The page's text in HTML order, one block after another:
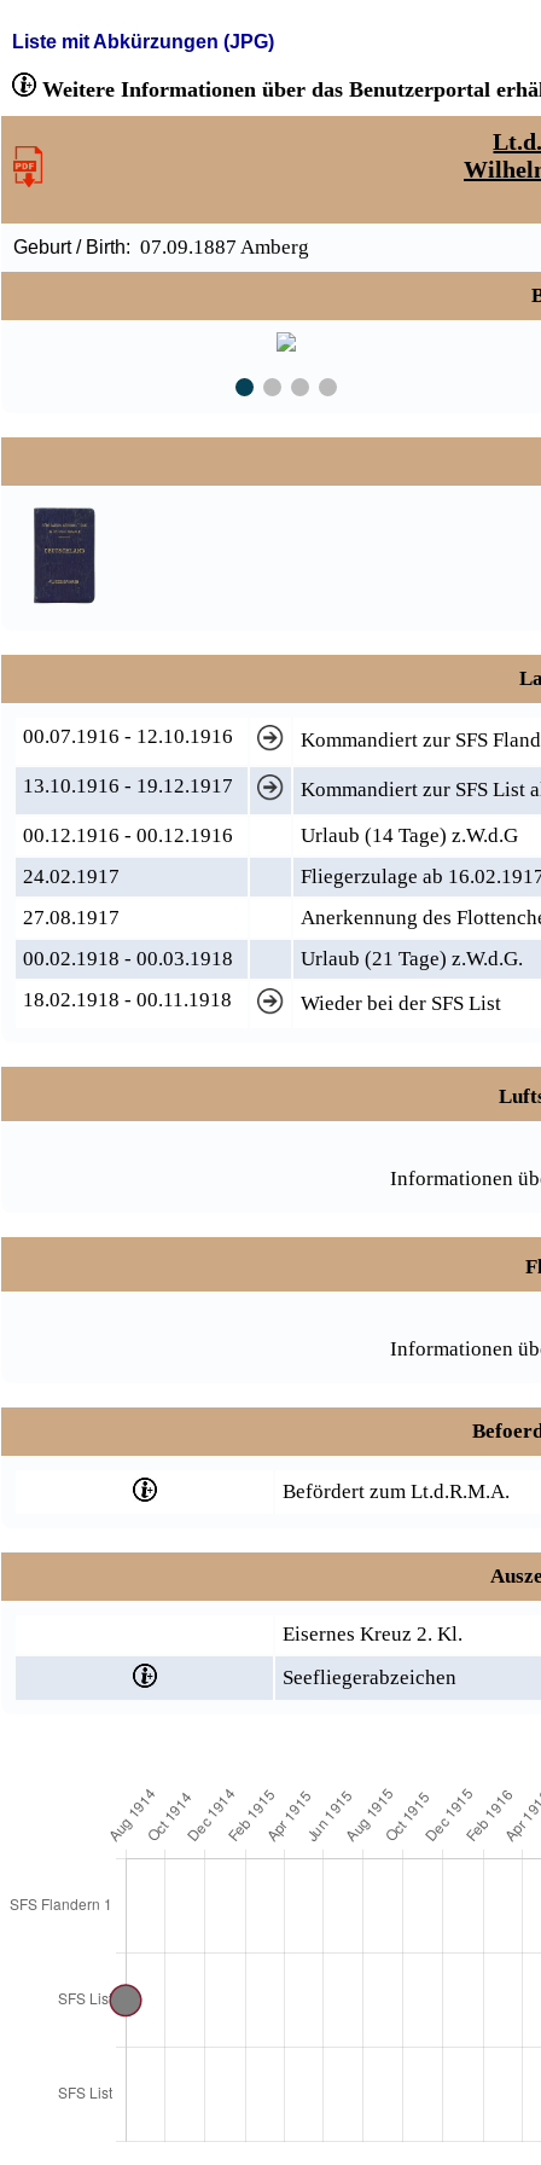
Liste mit Abkürzungen (JPG)
Weitere Informationen über das Benutzerportal
Geburt / Birth: 07.09.1887 Amberg
00.07.1916 - 12.10.1916
Kommandiert zur SFS
13.10.1916 - 19.12.1917
Kommandiert zur SFS List
00.12.1916 - 00.12.1916
Urlaub (14 Tage) z.W.d.G
24.02.1917
Fliegerzulage ab
27.08.1917
Anerkennung des
00.02.1918 - 00.03.1918
Urlaub (21 Tage) z.W.d.G.
18.02.1918 - 00.11.1918
Wieder bei der SFS List
Informationen
Informationen
Befördert zum Lt.d.R.M.A.
Eisernes Kreuz 2. Kl.
Seefliegerabzeichen